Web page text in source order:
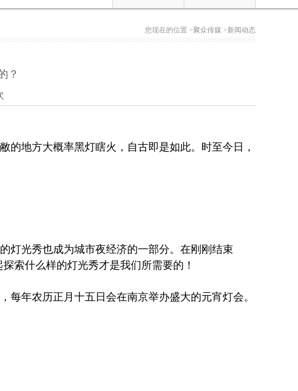
您现在的位置 >聚众传媒 >新闻动态
？
的地方大概率黑灯瞎火，自古即是如此。时至今日，
灯光秀也成为城市夜经济的一部分。在刚刚结束
索什么样的灯光秀才是我们所需要的！
年农历正月十五日会在南京举办盛大的元宵灯会。